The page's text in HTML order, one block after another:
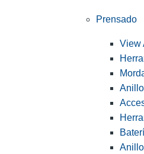
Prensado
View